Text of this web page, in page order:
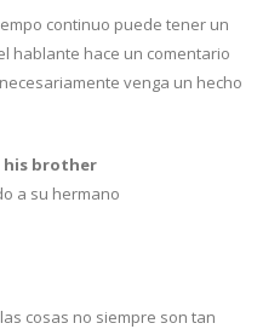
continuo puede tener un
hablante hace un comentario
venga un hecho
his brother
a su hermano
cosas no siempre son tan